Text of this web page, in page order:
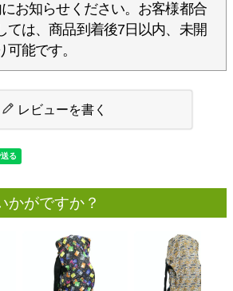
お知らせください。お客様都合
ては、商品到着後7日以内、未開
能です。
レビューを書く
かがですか？